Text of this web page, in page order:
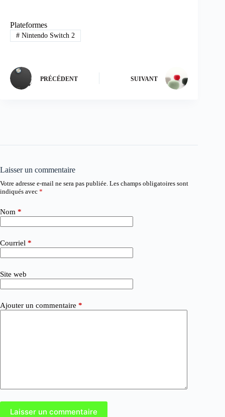
Plateformes
#Nintendo Switch 2
PRÉCÉDENT SUIVANT
Laisser un commentaire
Votre adresse e-mail ne sera pas publiée. Les champs obligatoires sont
indiqués avec *
Nom *
Courriel *
Site web
Ajouter un commentaire *
Laisser un commentaire